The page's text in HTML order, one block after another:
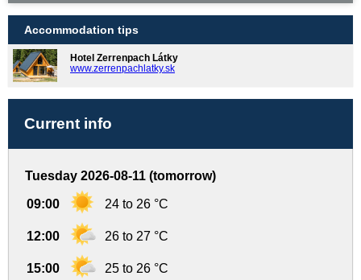
Accommodation tips
Hotel Zerrenpach Látky
www.zerrenpachlatky.sk
Current info
Tuesday 2026-08-11 (tomorrow)
09:00 24 to 26 °C
12:00 26 to 27 °C
15:00 25 to 26 °C